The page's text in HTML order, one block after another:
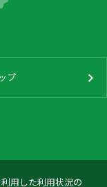
用した利用状況の
プ